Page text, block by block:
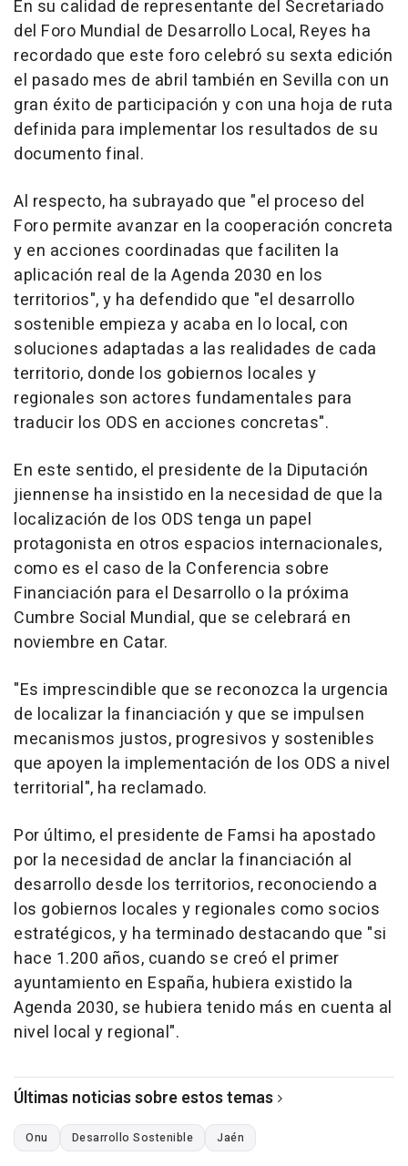
En su calidad de representante del Secretariado
del Foro Mundial de Desarrollo Local, Reyes ha
recordado que este foro celebró su sexta edición
el pasado mes de abril también en Sevilla con un
gran éxito de participación y con una hoja de ruta
definida para implementar los resultados de su
documento final.
Al respecto, ha subrayado que "el proceso del
Foro permite avanzar en la cooperación concreta
y en acciones coordinadas que faciliten la
aplicación real de la Agenda 2030 en los
territorios", y ha defendido que "el desarrollo
sostenible empieza y acaba en lo local, con
soluciones adaptadas a las realidades de cada
territorio, donde los gobiernos locales y
regionales son actores fundamentales para
traducir los ODS en acciones concretas".
En este sentido, el presidente de la Diputación
jiennense ha insistido en la necesidad de que la
localización de los ODS tenga un papel
protagonista en otros espacios internacionales,
como es el caso de la Conferencia sobre
Financiación para el Desarrollo o la próxima
Cumbre Social Mundial, que se celebrará en
noviembre en Catar.
"Es imprescindible que se reconozca la urgencia
de localizar la financiación y que se impulsen
mecanismos justos, progresivos y sostenibles
que apoyen la implementación de los ODS a nivel
territorial", ha reclamado.
Por último, el presidente de Famsi ha apostado
por la necesidad de anclar la financiación al
desarrollo desde los territorios, reconociendo a
los gobiernos locales y regionales como socios
estratégicos, y ha terminado destacando que "si
hace 1.200 años, cuando se creó el primer
ayuntamiento en España, hubiera existido la
Agenda 2030, se hubiera tenido más en cuenta al
nivel local y regional".
Últimas noticias sobre estos temas
Onu Desarrollo Sostenible Jaén